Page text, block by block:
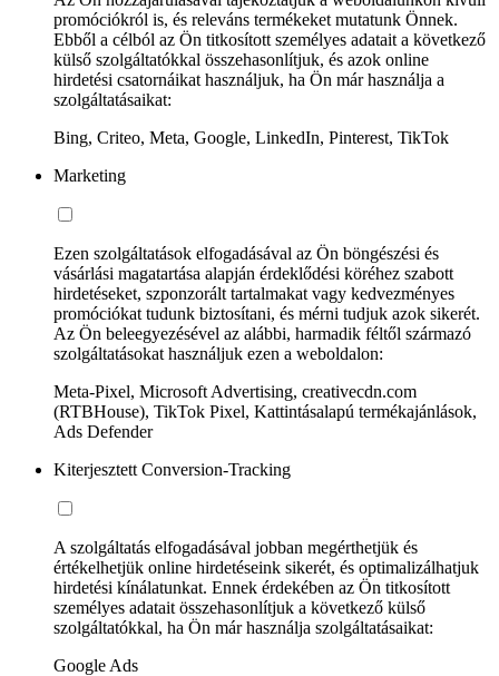
promóciókról is, és releváns termékeket mutatunk Önnek.
Ebből a célból az Ön titkosított személyes adatait a következő
külső szolgáltatókkal összehasonlítjuk, és azok online
hirdetési csatornáikat használjuk, ha Ön már használja a
szolgáltatásaikat:
Bing, Criteo, Meta, Google, LinkedIn, Pinterest, TikTok
Marketing
Ezen szolgáltatások elfogadásával az Ön böngészési és
vásárlási magatartása alapján érdeklődési köréhez szabott
hirdetéseket, szponzorált tartalmakat vagy kedvezményes
promóciókat tudunk biztosítani, és mérni tudjuk azok sikerét.
Az Ön beleegyezésével az alábbi, harmadik féltől származó
szolgáltatásokat használjuk ezen a weboldalon:
Meta-Pixel, Microsoft Advertising, creativecdn.com
(RTBHouse), TikTok Pixel, Kattintásalapú termékajánlások,
Ads Defender
Kiterjesztett Conversion-Tracking
A szolgáltatás elfogadásával jobban megérthetjük és
értékelhetjük online hirdetéseink sikerét, és optimalizálhatjuk
hirdetési kínálatunkat. Ennek érdekében az Ön titkosított
személyes adatait összehasonlítjuk a következő külső
szolgáltatókkal, ha Ön már használja szolgáltatásaikat:
Google Ads